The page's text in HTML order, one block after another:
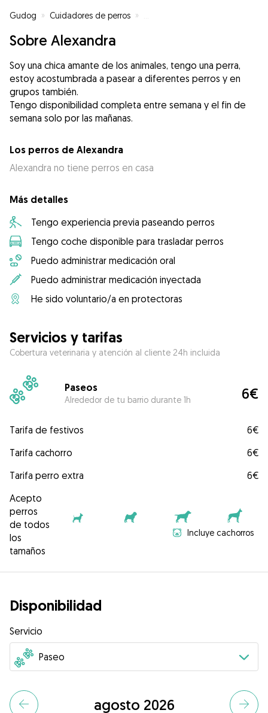
Gudog » Cuidadores de perros »
Sobre Alexandra
Soy una chica amante de los animales, tengo una perra,
estoy acostumbrada a pasear a diferentes perros y en
grupos también.
Tengo disponibilidad completa entre semana y el fin de
semana solo por las mañanas.
Los perros de Alexandra
Alexandra no tiene perros en casa
Más detalles
Tengo experiencia previa paseando perros
Tengo coche disponible para trasladar perros
Puedo administrar medicación oral
Puedo administrar medicación inyectada
He sido voluntario/a en protectoras
Servicios y tarifas
Cobertura veterinaria y atención al cliente 24h incluida
Paseos
Alrededor de tu barrio durante 1h 6€
Tarifa de festivos
6€
Tarifa cachorro
6€
Tarifa perro extra
6€
Acepto
perros
de todos
los
tamaños
Incluye cachorros
Disponibilidad
Servicio
agosto 2026